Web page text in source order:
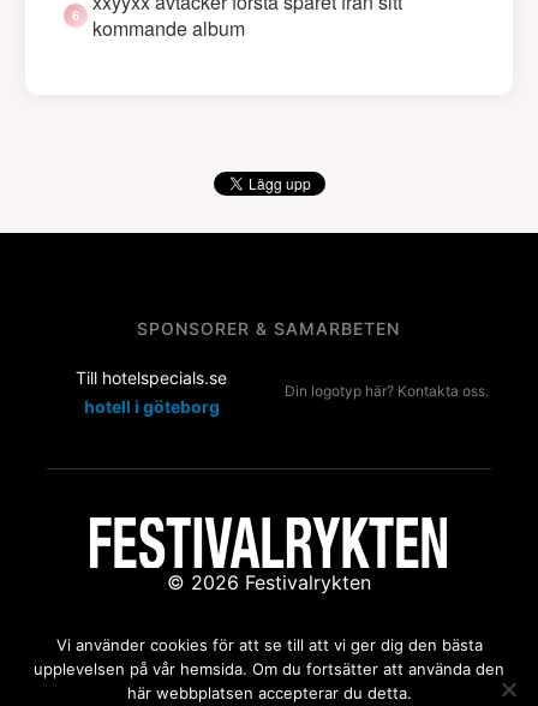
kommande album
SPONSORER & SAMARBETEN
Till hotelspecials.se
hotell i göteborg
Din logotyp här? Kontakta oss.
© 2026 Festivalrykten
Kontakta oss:redaktion@festivalrykten.se
Vi använder cookies för att se till att vi ger dig den bästa
upplevelsen på vår hemsida. Om du fortsätter att använda den
här webbplatsen accepterar du detta.